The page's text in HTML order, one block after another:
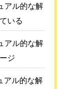
アル的な解
いる
アル的な解
ジ
アル的な解